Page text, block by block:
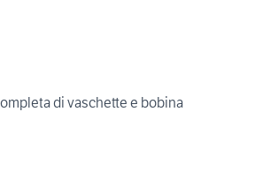
di vaschette e bobina